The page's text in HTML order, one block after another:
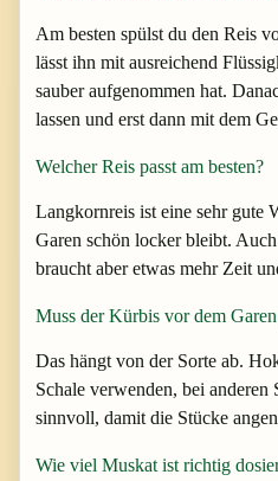
Am besten spülst du den Reis
lässt ihn mit ausreichend
sauber aufgenommen hat.
lassen und erst dann mit dem
Welcher Reis passt am besten?
Langkornreis ist eine sehr gute
Garen schön locker bleibt.
braucht aber etwas mehr Zeit
Muss der Kürbis vor dem
Das hängt von der Sorte ab.
Schale verwenden, bei anderen
sinnvoll, damit die Stücke
Wie viel Muskat ist richtig